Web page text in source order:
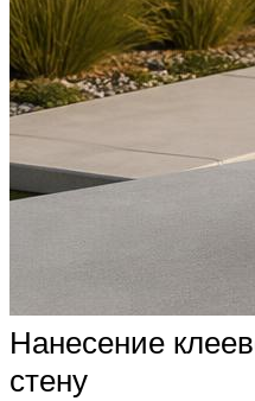
Нанесение
стену